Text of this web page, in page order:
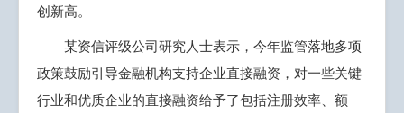
创新高。
某资信评级公司研究人士表示，今年监管落地多项
政策鼓励引导金融机构支持企业直接融资，对一些关键
行业和优质企业的直接融资给予了包括注册效率、额